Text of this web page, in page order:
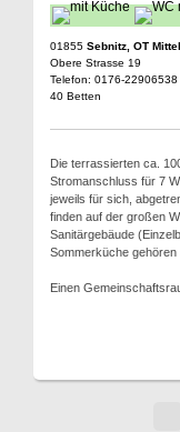
01855 Sebnitz, OT
Obere Strasse 19
Telefon: 0176-22906538
40 Betten
Die terrassierten ca.
Stromanschluss für 7
jeweils für sich,
finden auf der großen
Sanitärgebäude
Sommerküche
Einen